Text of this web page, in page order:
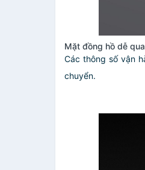
Mặt đồng hồ dễ
Các thông số vận
chuyển.